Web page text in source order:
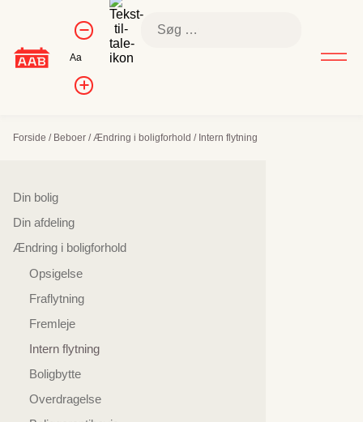
Kontrol af
skriftstørrelse
Formindsk
skriftstørrelse
Aa
Forøg
skriftstørrelsen
Søg
efter:
Forside / Beboer /Ændring i boligforhold / Intern flytning
Sidenavigation
Din bolig
Din afdeling
Ændring i boligforhold
Opsigelse
Fraflytning
Fremleje
Intern flytning
Boligbytte
Overdragelse